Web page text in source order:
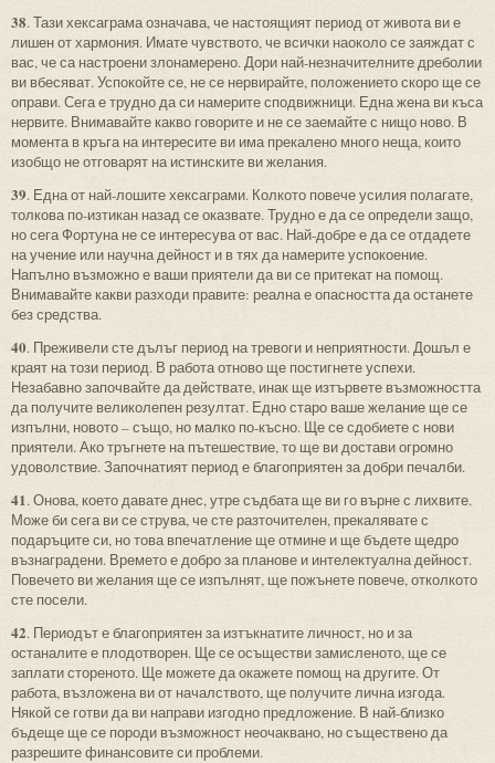
38. Тази хексаграма означава, че настоящият период от живота ви е
лишен от хармония. Имате чувството, че всички наоколо се заяждат с
вас, че са настроени злонамерено. Дори най-незначителните дреболии
ви вбесяват. Успокойте се, не се нервирайте, положението скоро ще се
оправи. Сега е трудно да си намерите сподвижници. Една жена ви къса
нервите. Внимавайте какво говорите и не се заемайте с нищо ново. В
момента в кръга на интересите ви има прекалено много неща, които
изобщо не отговарят на истинските ви желания.
39. Една от най-лошите хексаграми. Колкото повече усилия полагате,
толкова по-изтикан назад се оказвате. Трудно е да се определи защо,
но сега Фортуна не се интересува от вас. Най-добре е да се отдадете
на учение или научна дейност и в тях да намерите успокоение.
Напълно възможно е ваши приятели да ви се притекат на помощ.
Внимавайте какви разходи правите: реална е опасността да останете
без средства.
40. Преживели сте дълъг период на тревоги и неприятности. Дошъл е
краят на този период. В работа отново ще постигнете успехи.
Незабавно започвайте да действате, инак ще изтървете възможността
да получите великолепен резултат. Едно старо ваше желание ще се
изпълни, новото – също, но малко по-късно. Ще се сдобиете с нови
приятели. Ако тръгнете на пътешествие, то ще ви достави огромно
удоволствие. Започнатият период е благоприятен за добри печалби.
41. Онова, което давате днес, утре съдбата ще ви го върне с лихвите.
Може би сега ви се струва, че сте разточителен, прекалявате с
подаръците си, но това впечатление ще отмине и ще бъдете щедро
възнаградени. Времето е добро за планове и интелектуална дейност.
Повечето ви желания ще се изпълнят, ще пожънете повече, отколкото
сте посели.
42. Периодът е благоприятен за изтъкнатите личност, но и за
останалите е плодотворен. Ще се осъществи замисленото, ще се
заплати стореното. Ще можете да окажете помощ на другите. От
работа, възложена ви от началството, ще получите лична изгода.
Някой се готви да ви направи изгодно предложение. В най-близко
бъдеще ще се породи възможност неочаквано, но съществено да
разрешите финансовите си проблеми.